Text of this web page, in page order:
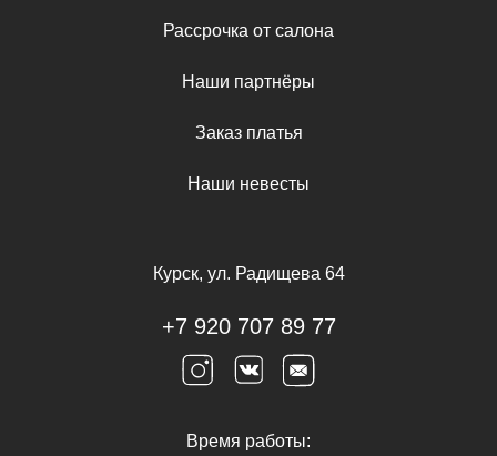
Рассрочка от салона
Наши партнёры
Заказ платья
Наши невесты
Курск, ул. Радищева 64
+7 920 707 89 77
Время работы: